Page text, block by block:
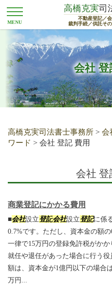
会社 登
高橋克実司
不動産登記／
裁判手続／供託そ
高橋克実司法書士事務所 > 会
ワード > 会社 登記 費用
会社 登
商業登記にかかる費用
■会社設立登記会社設立登記に係
0.7%です。ただし、資本金の額
一律で15万円の登録免許税がか
就任や退任があった場合に行う役
額は、資本金が1億円以下の場合
万円...